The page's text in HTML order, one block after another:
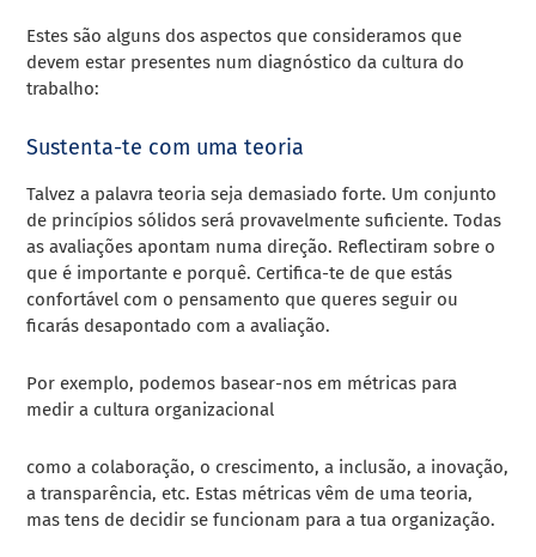
Estes são alguns dos aspectos que consideramos que
devem estar presentes num diagnóstico da cultura do
trabalho:
Sustenta-te com uma teoria
Talvez a palavra teoria seja demasiado forte. Um conjunto
de princípios sólidos será provavelmente suficiente. Todas
as avaliações apontam numa direção. Reflectiram sobre o
que é importante e porquê. Certifica-te de que estás
confortável com o pensamento que queres seguir ou
ficarás desapontado com a avaliação.
Por exemplo, podemos basear-nos em métricas para
medir a cultura organizacional
como a colaboração, o crescimento, a inclusão, a inovação,
a transparência, etc. Estas métricas vêm de uma teoria,
mas tens de decidir se funcionam para a tua organização.